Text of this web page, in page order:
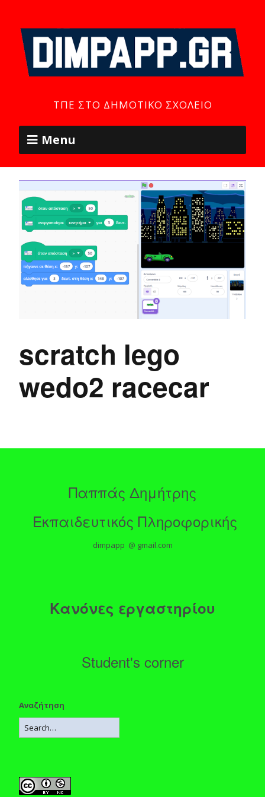
ΤΠΕ ΣΤΟ ΔΗΜΟΤΙΚΌ ΣΧΟΛΕΊΟ
Menu
scratch lego
wedo2 racecar
Παππάς Δημήτρης
Εκπαιδευτικός Πληροφορικής
dimpapp @ gmail.com
Κανόνες εργαστηρίου
Student's corner
Αναζήτηση